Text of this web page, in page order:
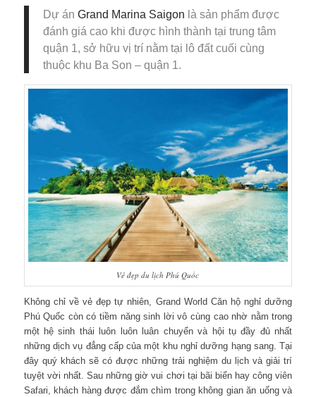
Dự án Grand Marina Saigon là sản phẩm được
đánh giá cao khi được hình thành tại trung tâm
quận 1, sở hữu vị trí nằm tại lô đất cuối cùng
thuộc khu Ba Son – quận 1.
Vẻ đẹp du lịch Phú Quốc
Không chỉ về vẻ đẹp tự nhiên, Grand World Căn hộ nghỉ dưỡng
Phú Quốc còn có tiềm năng sinh lời vô cùng cao nhờ nằm trong
một hệ sinh thái luôn luôn luân chuyển và hội tụ đầy đủ nhất
những dịch vụ đẳng cấp của một khu nghỉ dưỡng hạng sang. Tại
đây quý khách sẽ có được những trải nghiệm du lịch và giải trí
tuyệt vời nhất. Sau những giờ vui chơi tại bãi biển hay công viên
Safari, khách hàng được đắm chìm trong không gian ăn uống và